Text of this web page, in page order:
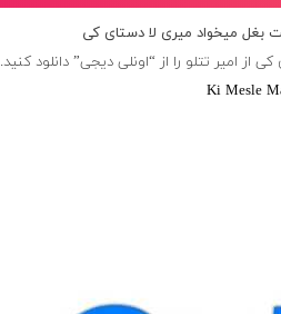
بغل میخواد میری لا دستای کی
از امیر تتلو را از “اونلی دیجی” دانلود کنید.
Ki Mesle